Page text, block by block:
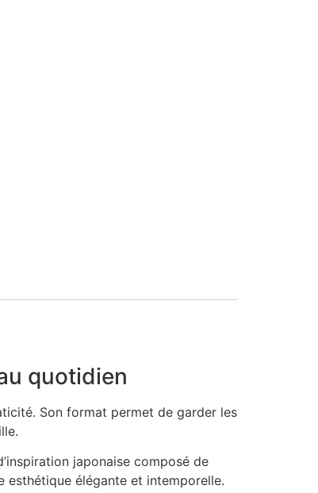
quotidien
Son format permet de garder les
japonaise composé de
élégante et intemporelle.